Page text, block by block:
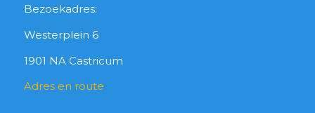
Bezoekadres:
Westerplein 6
1901 NA Castricum
Adres en route